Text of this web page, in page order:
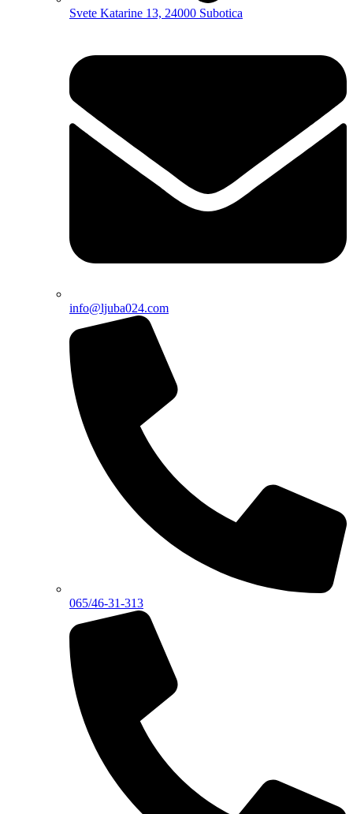
Svete Katarine 13, 24000 Subotica
info@ljuba024.com
065/46-31-313